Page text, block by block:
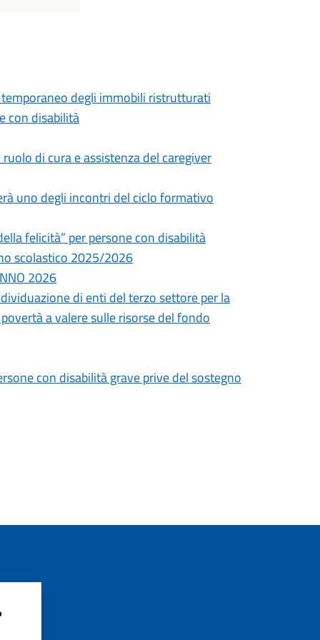
degli immobili ristrutturati
con disabilità
di cura e assistenza del caregiver
uno degli incontri del ciclo formativo
felicità” per persone con disabilità
scolastico 2025/2026
2026
di enti del terzo settore per la
a valere sulle risorse del fondo
con disabilità grave prive del sostegno